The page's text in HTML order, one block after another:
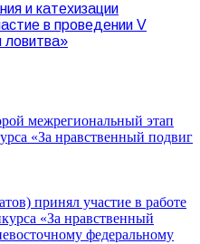
и катехизации
в проведении V
межрегиональный этап
«За нравственный подвиг
принял участие в работе
«За нравственный
федеральному